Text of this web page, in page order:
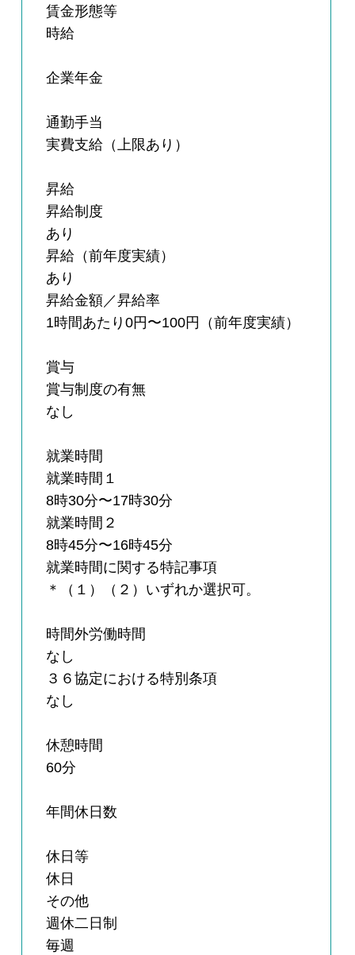
賃金形態等
時給
企業年金
通勤手当
実費支給（上限あり）
昇給
昇給制度
あり
昇給（前年度実績）
あり
昇給金額／昇給率
1時間あたり0円〜100円（前年度実績）
賞与
賞与制度の有無
なし
就業時間
就業時間１
8時30分〜17時30分
就業時間２
8時45分〜16時45分
就業時間に関する特記事項
＊（１）（２）いずれか選択可。
時間外労働時間
なし
３６協定における特別条項
なし
休憩時間
60分
年間休日数
休日等
休日
その他
週休二日制
毎週